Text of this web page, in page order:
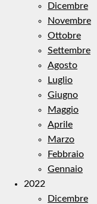
Dicembre
Novembre
Ottobre
Settembre
Agosto
Luglio
Giugno
Maggio
Aprile
Marzo
Febbraio
Gennaio
2022
Dicembre